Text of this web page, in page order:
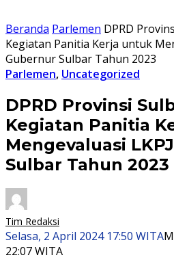
Beranda Parlemen DPRD
Kegiatan Panitia Kerja untuk
Gubernur Sulbar Tahun 2023
Parlemen, Uncategorized
DPRD Provinsi
Kegiatan Panitia
Mengevaluasi
Sulbar Tahun 2023
Tim Redaksi
Selasa, 2 April 2024 17:50 WITA
22:07 WITA